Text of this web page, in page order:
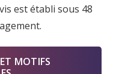
est établi sous 48
MOTIFS